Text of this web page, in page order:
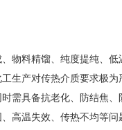
物料精馏、纯度提纯、
生产对传热介质要求极
需具备抗老化、防结焦
高温失效、传热不均等